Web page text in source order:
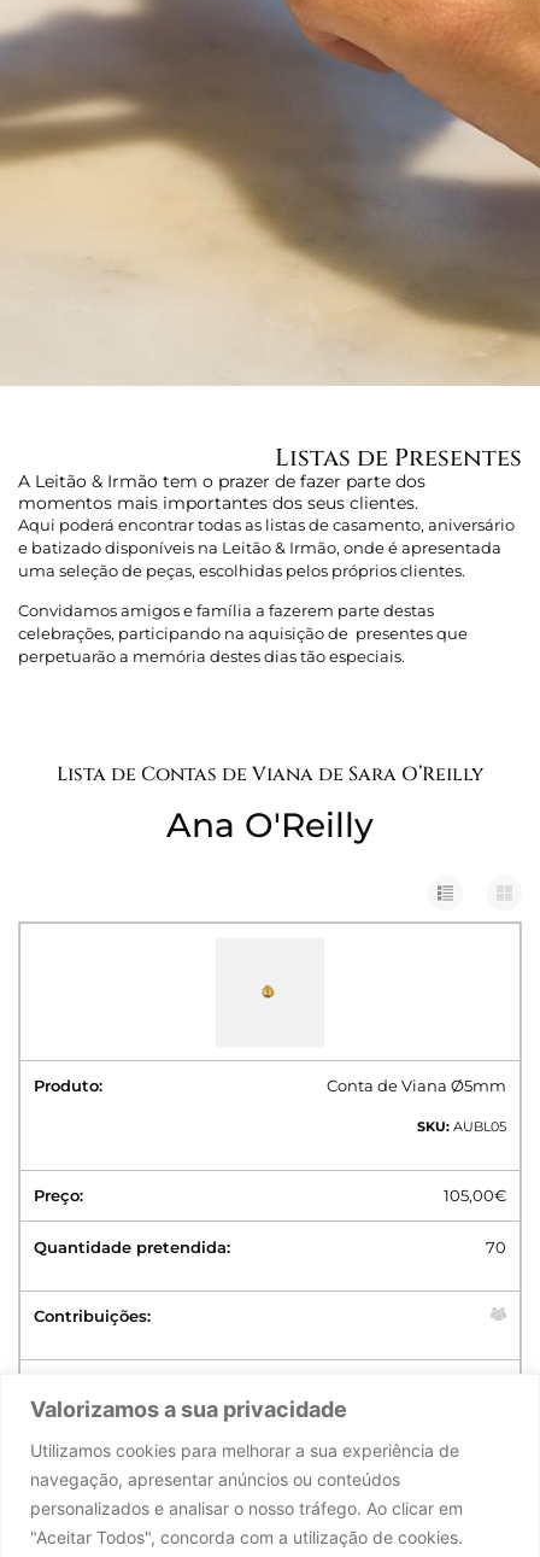
Valorizamos a sua privacidade
Utilizamos cookies para melhorar a sua experiência de
navegação, apresentar anúncios ou conteúdos
personalizados e analisar o nosso tráfego. Ao clicar em
"Aceitar Todos", concorda com a utilização de cookies.
Listas de Presentes
A Leitão & Irmão tem o prazer de fazer parte dos
momentos mais importantes dos seus clientes.
Aqui poderá encontrar todas as listas de casamento, aniversário
e batizado disponíveis na Leitão & Irmão, onde é apresentada
uma seleção de peças, escolhidas pelos próprios clientes.
Convidamos amigos e família a fazerem parte destas
celebrações, participando na aquisição de presentes que
perpetuarão a memória destes dias tão especiais.
Lista de Contas de Viana de Sara O’Reilly
Ana O'Reilly
Conta de Viana Ø5mm
SKU:AUBL05
105,00€
70
ADICIONAR AO CARRINHO
Partilhar: